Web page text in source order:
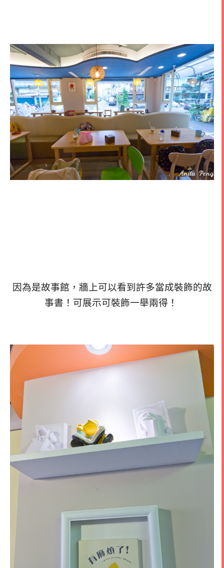
因為是故事館，牆上可以看到許多當成裝飾的故
事書！可展示可裝飾一舉兩得！